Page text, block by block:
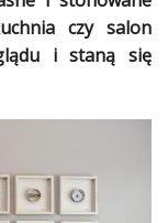
czy salon
i staną się